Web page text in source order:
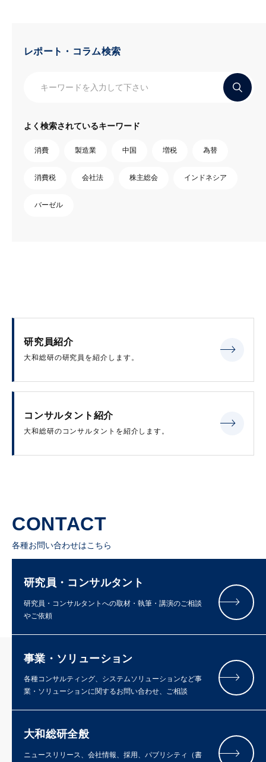
レポート・コラム検索
よく検索されているキーワード
消費 製造業 中国 増税 為替
消費税 会社法 株主総会 インドネシア
バーゼル
研究員紹介
大和総研の研究員を紹介します。
コンサルタント紹介
大和総研のコンサルタントを紹介します。
CONTACT
各種お問い合わせはこちら
研究員・コンサルタント
研究員・コンサルタントへの取材・執筆・講演のご相談
やご依頼
事業・ソリューション
各種コンサルティング、システムソリューションなど事
業・ソリューションに関するお問い合わせ、ご相談
大和総研全般
ニュースリリース、会社情報、採用、パブリシティ（書